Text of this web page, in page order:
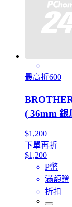
最高折600
( 36mm 銀
$1,200
下單再折
$1,200
P幣
滿額贈
折扣